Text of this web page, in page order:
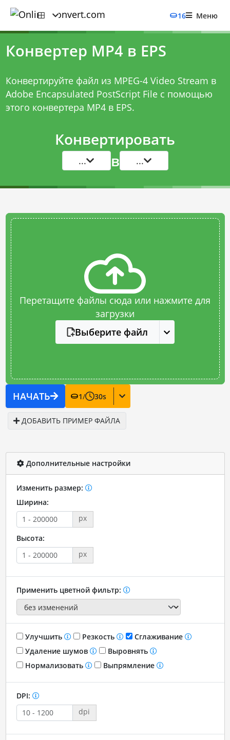
16 Меню
Конвертер MP4 в EPS
Конвертируйте файл из MPEG-4 Video Stream в
Adobe Encapsulated PostScript File с помощью
этого конвертера MP4 в EPS.
Конвертировать
... в ...
Перетащите файлы сюда или нажмите для
загрузки
Выберите файл
НАЧАТЬ 1/ 30s
ДОБАВИТЬ ПРИМЕР ФАЙЛА
Дополнительные настройки
Изменить размер:
Ширина:
px
Высота:
px
Применить цветной фильтр:
Улучшить Резкость
Сглаживание
Удаление шумов
Выровнять
Нормализовать
Выпрямление
DPI:
dpi